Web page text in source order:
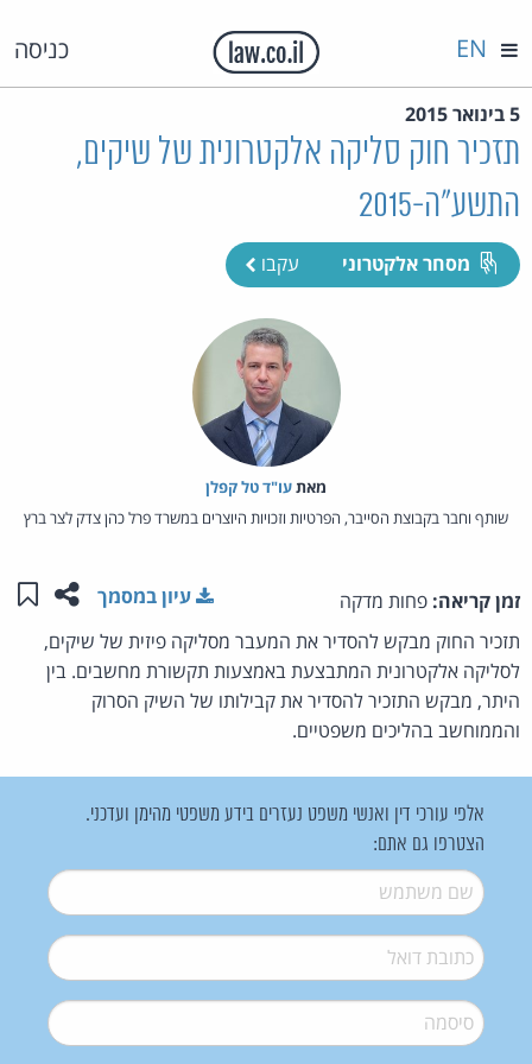
כניסה EN
5 בינואר 2015
תזכיר חוק סליקה אלקטרונית של שיקים,
התשע"ה-2015
מסחר אלקטרוני עקבו
מאת‏עו"ד טל קפלן
שותף וחבר בקבוצת הסייבר, הפרטיות וזכויות היוצרים במשרד פרל כהן צדק לצר ברץ
זמן קריאה: פחות מדקה שתפו
עיון במסמך
תזכיר החוק מבקש להסדיר את המעבר מסליקה פיזית של שיקים,
לסליקה אלקטרונית המתבצעת באמצעות תקשורת מחשבים. בין
היתר, מבקש התזכיר להסדיר את קבילותו של השיק הסרוק
והממוחשב בהליכים משפטיים.
אלפי עורכי דין ואנשי משפט נעזרים בידע משפטי מהימן ועדכני.
הצטרפו גם אתם:
שם משתמש*
דואל*
סיסמה*